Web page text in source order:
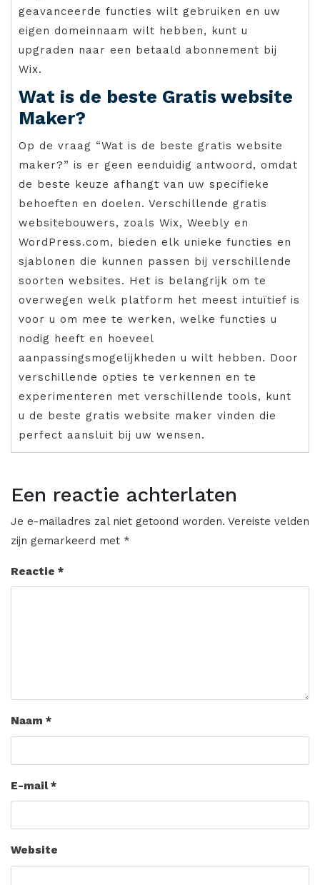
geavanceerde functies wilt gebruiken en uw
eigen domeinnaam wilt hebben, kunt u
upgraden naar een betaald abonnement bij
Wix.
Wat is de beste Gratis website
Maker?
Op de vraag “Wat is de beste gratis website
maker?” is er geen eenduidig antwoord, omdat
de beste keuze afhangt van uw specifieke
behoeften en doelen. Verschillende gratis
websitebouwers, zoals Wix, Weebly en
WordPress.com, bieden elk unieke functies en
sjablonen die kunnen passen bij verschillende
soorten websites. Het is belangrijk om te
overwegen welk platform het meest intuïtief is
voor u om mee te werken, welke functies u
nodig heeft en hoeveel
aanpassingsmogelijkheden u wilt hebben. Door
verschillende opties te verkennen en te
experimenteren met verschillende tools, kunt
u de beste gratis website maker vinden die
perfect aansluit bij uw wensen.
Een reactie achterlaten
Je e-mailadres zal niet getoond worden. Vereiste velden
zijn gemarkeerd met *
Reactie *
Naam *
E-mail*
Website